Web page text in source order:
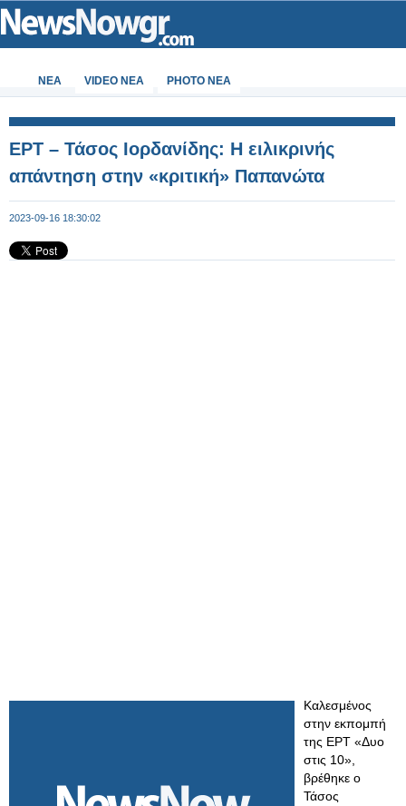
ΝΕΑ VIDEO NEA PHOTO NEA
ΕΡΤ – Τάσος Ιορδανίδης: Η ειλικρινής
απάντηση στην «κριτική» Παπανώτα
2023-09-16 18:30:02
Καλεσμένος
στην εκπομπή
της ΕΡΤ «Δυο
στις 10»,
βρέθηκε ο
Τάσος